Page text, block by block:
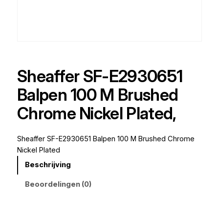
Sheaffer SF-E2930651
Balpen 100 M Brushed
Chrome Nickel Plated,
Sheaffer SF-E2930651 Balpen 100 M Brushed Chrome
Nickel Plated
Beschrijving
Beoordelingen (0)